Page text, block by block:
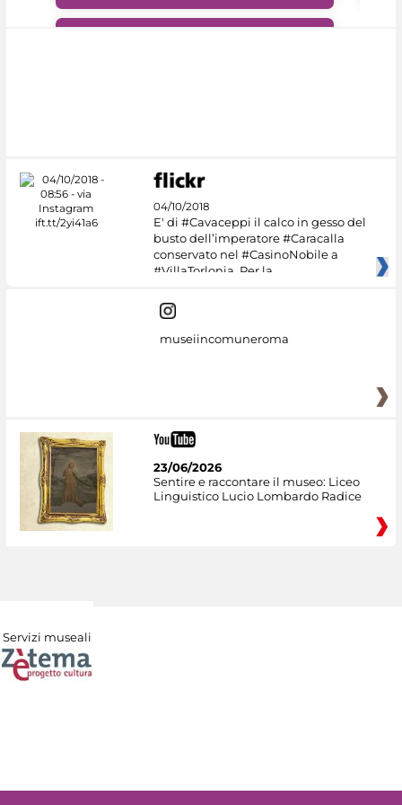
04/10/2018
E' di #Cavaceppi il calco in gesso del
busto dell’imperatore #Caracalla
conservato nel #CasinoNobile a
#VillaTorlonia. Per la
museiincomuneroma
23/06/2026
Sentire e raccontare il museo: Liceo
Linguistico Lucio Lombardo Radice
Servizi museali